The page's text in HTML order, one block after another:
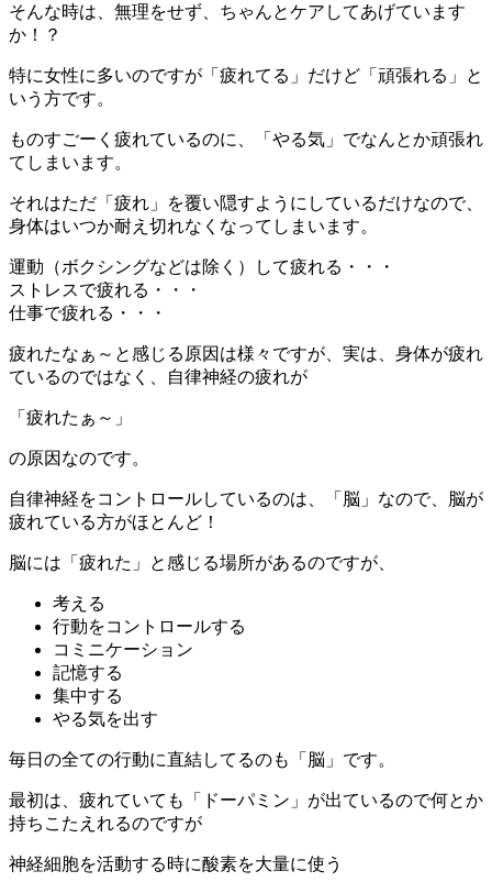
そんな時は、無理をせず、ちゃんとケアしてあげています
か！？
特に女性に多いのですが「疲れてる」だけど「頑張れる」と
いう方です。
ものすごーく疲れているのに、「やる気」でなんとか頑張れ
てしまいます。
それはただ「疲れ」を覆い隠すようにしているだけなので、
身体はいつか耐え切れなくなってしまいます。
運動（ボクシングなどは除く）して疲れる・・・
ストレスで疲れる・・・
仕事で疲れる・・・
疲れたなぁ～と感じる原因は様々ですが、実は、身体が疲れ
ているのではなく、自律神経の疲れが
「疲れたぁ～」
の原因なのです。
自律神経をコントロールしているのは、「脳」なので、脳が
疲れている方がほとんど！
脳には「疲れた」と感じる場所があるのですが、
考える
行動をコントロールする
コミニケーション
記憶する
集中する
やる気を出す
毎日の全ての行動に直結してるのも「脳」です。
最初は、疲れていても「ドーパミン」が出ているので何とか
持ちこたえれるのですが
神経細胞を活動する時に酸素を大量に使う